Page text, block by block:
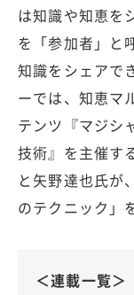
は知識や知恵を
を「参加者」と
知識をシェアで
ーでは、知恵マ
テンツ『マジシ
技術』を主催す
と矢野達也氏が
のテクニック」
＜連載一覧＞